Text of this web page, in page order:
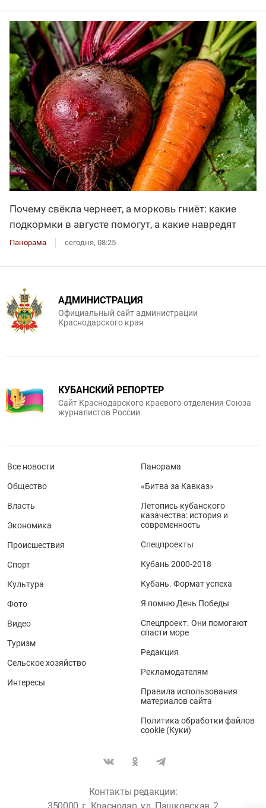
Почему свёкла чернеет, а морковь гниёт: какие
подкормки в августе помогут, а какие навредят
Панорама сегодня, 08:25
АДМИНИСТРАЦИЯ
Официальный сайт администрации
Краснодарского края
КУБАНСКИЙ РЕПОРТЕР
Сайт Краснодарского краевого отделения Союза
журналистов России
Все новости
Общество
Власть
Экономика
Происшествия
Спорт
Культура
Фото
Видео
Туризм
Сельское хозяйство
Интересы
Панорама
«Битва за Кавказ»
Летопись кубанского
казачества: история и
современность
Спецпроекты
Кубань 2000-2018
Кубань. Формат успеха
Я помню День Победы
Спецпроект. Они помогают
спасти море
Редакция
Рекламодателям
Правила использования
материалов сайта
Политика обработки файлов
cookie (Куки)
Контакты редакции: